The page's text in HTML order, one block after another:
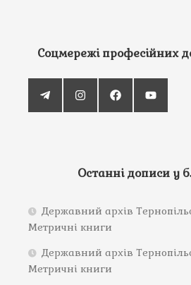
Соцмережі професійних
Останні дописи у
Державний архів
Метричні книги
Державний архів
Метричні книги